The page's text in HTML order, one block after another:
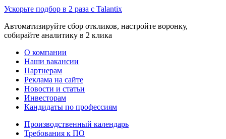
Ускорьте подбор в 2 раза с Talantix
Автоматизируйте сбор откликов, настройте воронку,
собирайте аналитику в 2 клика
О компании
Наши вакансии
Партнерам
Реклама на сайте
Новости и статьи
Инвесторам
Кандидаты по профессиям
Производственный календарь
Требования к ПО